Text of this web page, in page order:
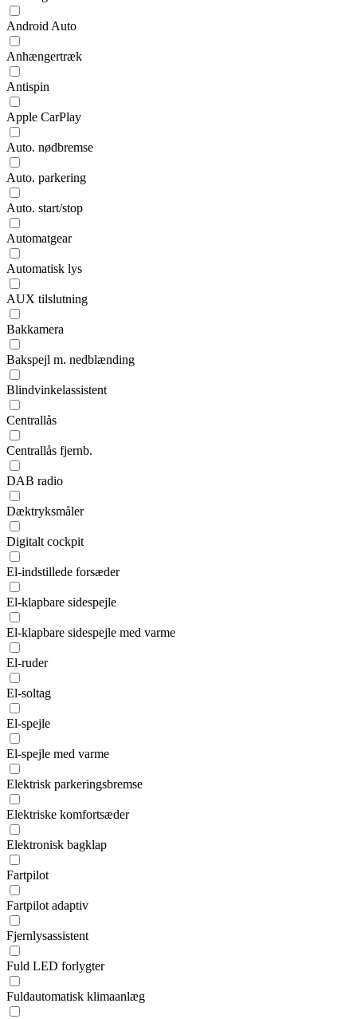
Android Auto
Anhængertræk
Antispin
Apple CarPlay
Auto. nødbremse
Auto. parkering
Auto. start/stop
Automatgear
Automatisk lys
AUX tilslutning
Bakkamera
Bakspejl m. nedblænding
Blindvinkelassistent
Centrallås
Centrallås fjernb.
DAB radio
Dæktryksmåler
Digitalt cockpit
El-indstillede forsæder
El-klapbare sidespejle
El-klapbare sidespejle med varme
El-ruder
El-soltag
El-spejle
El-spejle med varme
Elektrisk parkeringsbremse
Elektriske komfortsæder
Elektronisk bagklap
Fartpilot
Fartpilot adaptiv
Fjernlysassistent
Fuld LED forlygter
Fuldautomatisk klimaanlæg